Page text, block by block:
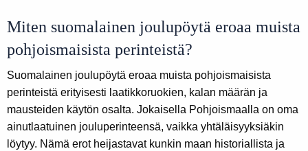
Miten suomalainen joulupöytä eroaa muista
pohjoismaisista perinteistä?
Suomalainen joulupöytä eroaa muista pohjoismaisista
perinteistä erityisesti laatikkoruokien, kalan määrän ja
mausteiden käytön osalta. Jokaisella Pohjoismaalla on oma
ainutlaatuinen jouluperinteensä, vaikka yhtäläisyyksiäkin
löytyy. Nämä erot heijastavat kunkin maan historiallista ja